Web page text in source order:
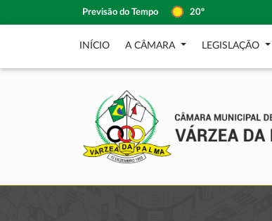
Previsão do Tempo 20º
INÍCIO A CÂMARA LEGISLAÇÃO